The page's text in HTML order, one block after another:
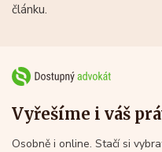
článku.
Vyřešíme i váš
Osobně i online. Stačí si